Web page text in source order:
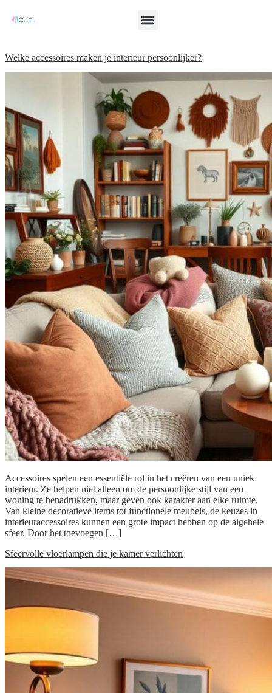
Welke accessoires maken je interieur persoonlijker?
Accessoires spelen een essentiële rol in het creëren van een uniek
interieur. Ze helpen niet alleen om de persoonlijke stijl van een
woning te benadrukken, maar geven ook karakter aan elke ruimte.
Van kleine decoratieve items tot functionele meubels, de keuzes in
interieuraccessoires kunnen een grote impact hebben op de algehele
sfeer. Door het toevoegen […]
Sfeervolle vloerlampen die je kamer verlichten